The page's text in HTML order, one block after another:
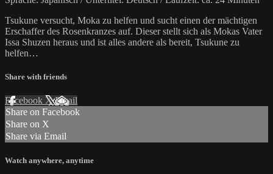
Tsukune versucht, Moka zu helfen und sucht einen der mächtigen
Erschaffer des Rosenkranzes auf. Dieser stellt sich als Mokas Vater
Issa Shuzen heraus und ist alles andere als bereit, Tsukune zu
helfen…
Share with friends
Facebook XEmail
Share on Facebook
Share on X
Share via Email
Watch anywhere, anytime